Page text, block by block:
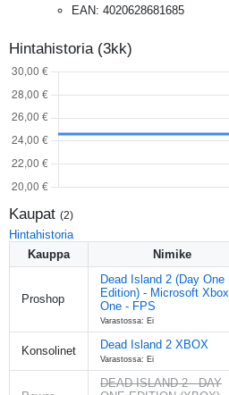
EAN: 4020628681685
Hintahistoria (3kk)
Kaupat (2)
Hintahistoria
Kauppa
Nimike
Proshop
Dead Island 2 (Day One
Edition) - Microsoft Xbox
One - FPS
Varastossa: Ei
Konsolinet Dead Island 2 XBOX
Varastossa: Ei
DEAD ISLAND 2 - DAY